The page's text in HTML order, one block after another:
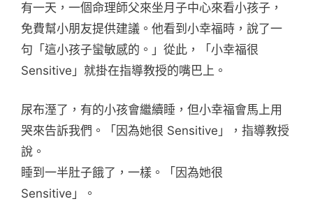
有一天，一個命理師父來坐月子中心來看小孩子，
免費幫小朋友提供建議。他看到小幸福時，說了一
句「這小孩子蠻敏感的。」從此，「小幸福很
Sensitive」就掛在指導教授的嘴巴上。
尿布溼了，有的小孩會繼續睡，但小幸福會馬上用
哭來告訴我們。「因為她很 Sensitive」，指導教授
說。
睡到一半肚子餓了，一樣。「因為她很
Sensitive」。